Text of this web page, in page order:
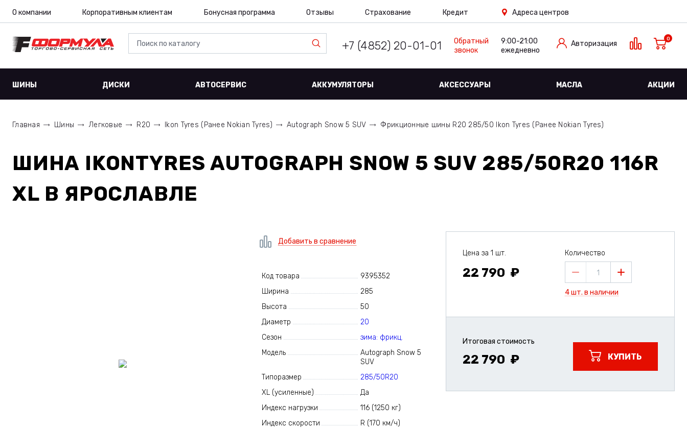
О компании Корпоративным клиентам Бонусная программа Отзывы Страхование Кредит Адреса центров
+7 (4852) 20-01-01
Обратный
звонок
9:00-21:00
ежедневно
Авторизация
0
ШИНЫ ДИСКИ АВТОСЕРВИС АККУМУЛЯТОРЫ АКСЕССУАРЫ МАСЛА АКЦИИ
Главная Шины Легковые R20 Ikon Tyres (Ранее Nokian Tyres) Autograph Snow 5 SUV Фрикционные шины R20 285/50 Ikon Tyres (Ранее Nokian Tyres)
ШИНА IKONTYRES AUTOGRAPH SNOW 5 SUV 285/50R20 116R
XL В ЯРОСЛАВЛЕ
Добавить в сравнение
Код товара
9395352
Ширина
285
Высота
50
Диаметр
20
Сезон
зима: фрикц.
Модель
Autograph Snow 5
SUV
Типоразмер
285/50R20
XL (усиленные)
Да
Индекс нагрузки
116 (1250 кг)
Индекс скорости
R (170 км/ч)
Цена за 1 шт.
22 790
Количество
1
4 шт. в наличии
Итоговая стоимость
22 790 КУПИТЬ